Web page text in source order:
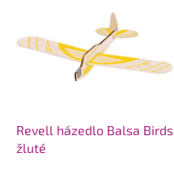
je křehký! Barva modrá.
Revell házedlo Balsa Birds
žluté